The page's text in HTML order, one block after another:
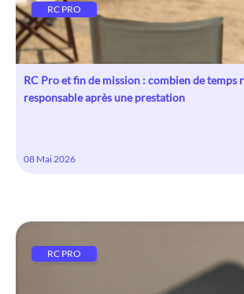
RC PRO
RC Pro et fin de mission : combien de temps
responsable après une prestation
08 Mai 2026
RC PRO